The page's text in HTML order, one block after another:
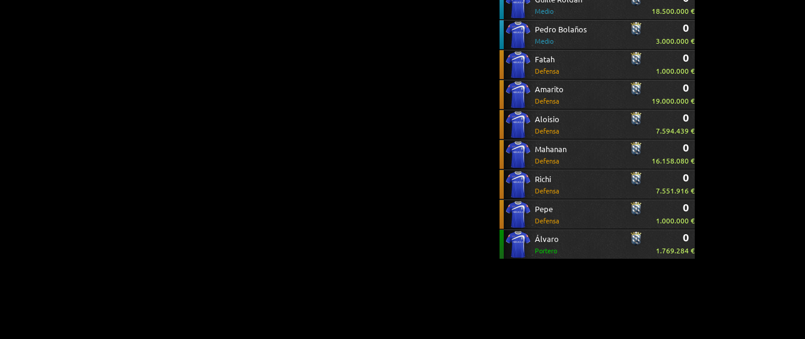
Medio 18.500.000 €
Pedro Bolaños
Medio
0
3.000.000 €
Fatah
Defensa
0
1.000.000 €
Amarito
Defensa
0
19.000.000 €
Aloisio
Defensa
0
7.594.439 €
Mahanan
Defensa
0
16.158.080 €
Richi
Defensa
0
7.551.916 €
Pepe
Defensa
0
1.000.000 €
Álvaro
Portero
0
1.769.284 €